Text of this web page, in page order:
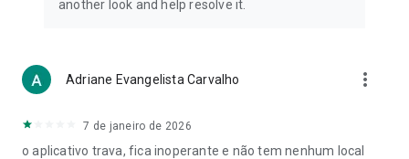
another look and help resolve it.
Adriane Evangelista Carvalho more_vert
7 de janeiro de 2026
o aplicativo trava, fica inoperante e não tem nenhum local